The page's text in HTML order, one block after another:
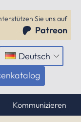
Sie uns auf
Patreon
Deutsch
Menü
öffnen
Kommunizieren